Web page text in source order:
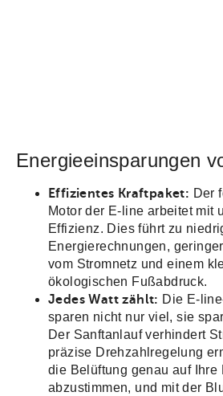
Energieeinsparungen
Effizientes Kraftpaket: Der
Motor der E-line arbeitet mit
Effizienz. Dies führt zu
Energierechnungen,
vom Stromnetz und einem
ökologischen Fußabdruck.
Jedes Watt zählt: Die E-
sparen nicht nur viel, sie
Der Sanftanlauf verhindert
präzise Drehzahlregelung
die Belüftung genau auf Ihre
abzustimmen, und mit der